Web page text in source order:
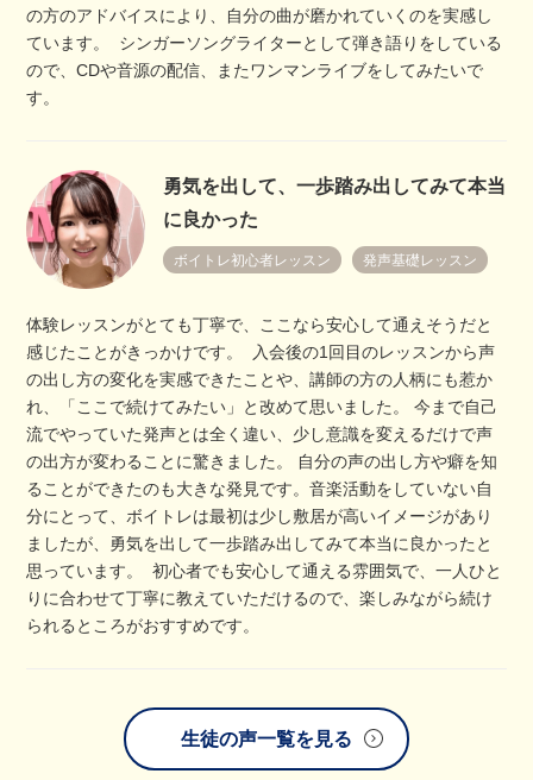
の方のアドバイスにより、自分の曲が磨かれていくのを実感し
ています。 シンガーソングライターとして弾き語りをしている
ので、CDや音源の配信、またワンマンライブをしてみたいで
す。
勇気を出して、一歩踏み出してみて本当
に良かった
ボイトレ初心者レッスン 発声基礎レッスン
体験レッスンがとても丁寧で、ここなら安心して通えそうだと
感じたことがきっかけです。 入会後の1回目のレッスンから声
の出し方の変化を実感できたことや、講師の方の人柄にも惹か
れ、「ここで続けてみたい」と改めて思いました。 今まで自己
流でやっていた発声とは全く違い、少し意識を変えるだけで声
の出方が変わることに驚きました。 自分の声の出し方や癖を知
ることができたのも大きな発見です。音楽活動をしていない自
分にとって、ボイトレは最初は少し敷居が高いイメージがあり
ましたが、勇気を出して一歩踏み出してみて本当に良かったと
思っています。 初心者でも安心して通える雰囲気で、一人ひと
りに合わせて丁寧に教えていただけるので、楽しみながら続け
られるところがおすすめです。
生徒の声一覧を見る